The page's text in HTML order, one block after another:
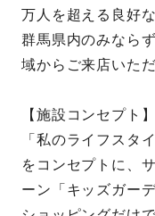
万人を超える良好
群馬県内のみなら
域からご来店いた
【施設コンセプト】
「私のライフスタ
をコンセプトに、
ーン「キッズガー